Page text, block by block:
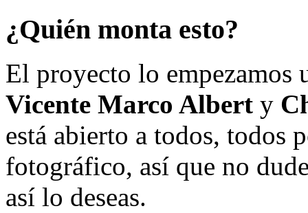
¿Quién monta esto?
El proyecto lo empezamos
Vicente Marco Albert y
está abierto a todos, todos
fotográfico, así que no
así lo deseas.